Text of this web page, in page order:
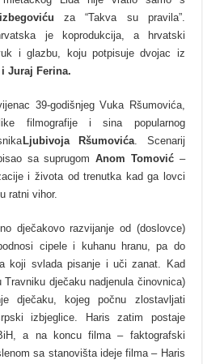
za “Takva su pravila”.
je koprodukcija, a hrvatski
i glazbu, koju potpisuje dvojac iz
Juraj Ferina.
39-godišnjeg Vuka Ršumovića,
filmografije i sina popularnog
Ljubivoja Ršumovića. Scenarij
sa suprugomAnom Tomović –
i života od trenutka kad ga lovci
ratni vihor.
dječakovo razvijanje od (doslovce)
cipele i kuhanu hranu, pa do
koji svlada pisanje i uči zanat. Kad
dječaku nadjenula činovnica)
dječaku, kojeg počnu zlostavljati
izbjeglice. Haris zatim postaje
a na koncu filma – faktografski
sa stanovišta ideje filma – Haris